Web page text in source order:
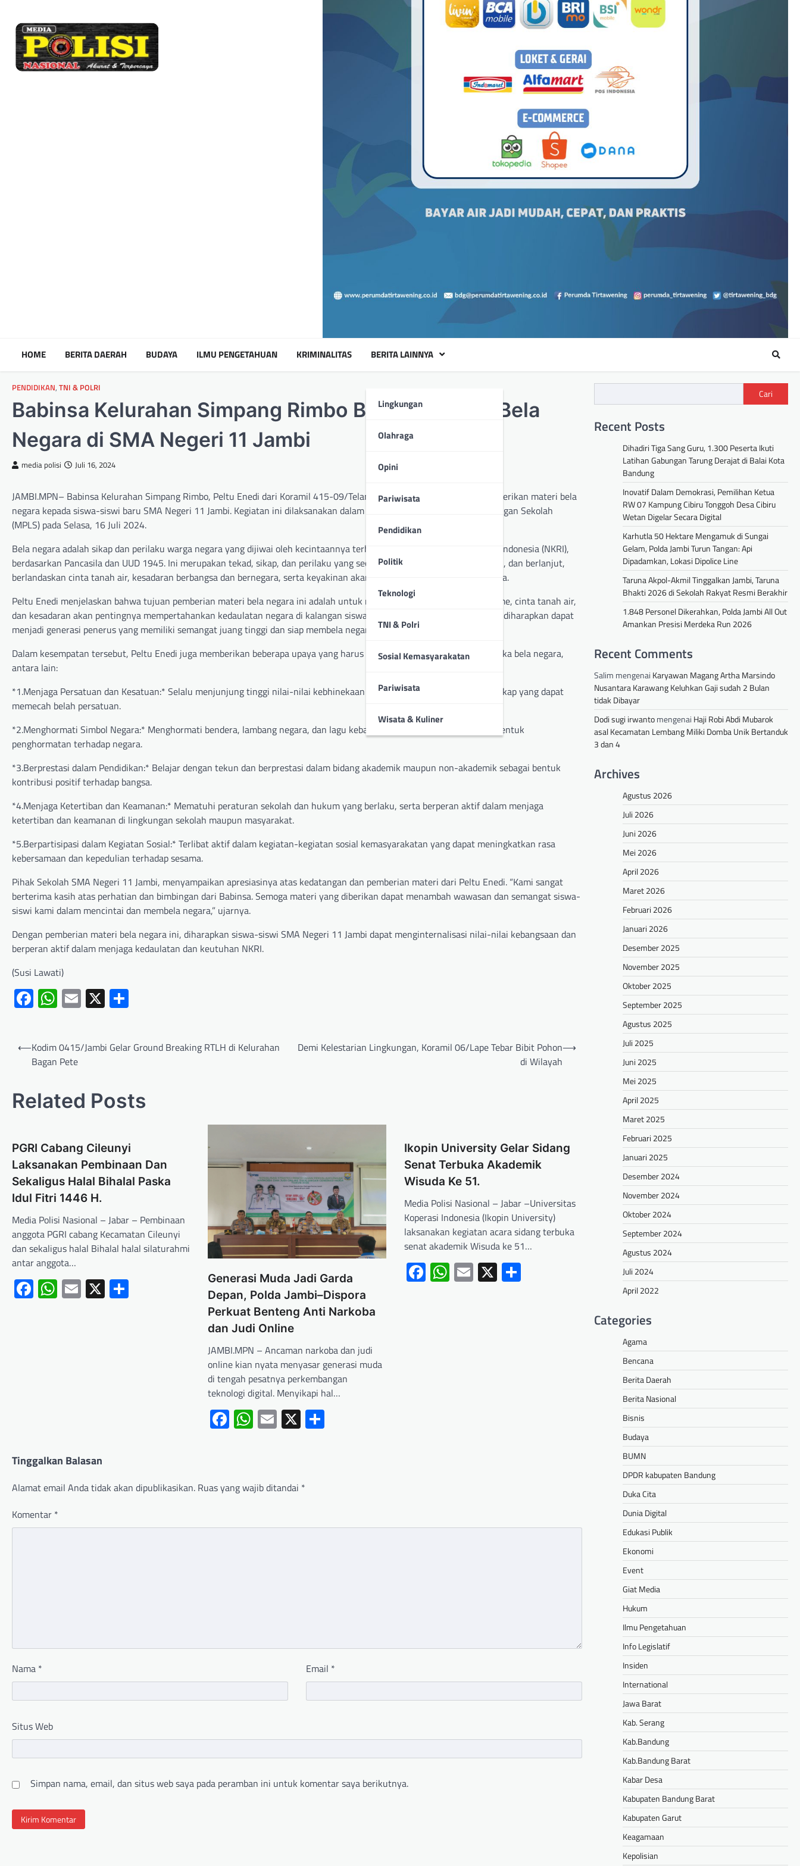
HOME BERITA DAERAH BUDAYA ILMU PENGETAHUAN KRIMINALITAS BERITA LAINNYA
Lingkungan
Olahraga
Opini
Pariwisata
Pendidikan
Politik
Teknologi
TNI & Polri
Sosial Kemasyarakatan
Pariwisata
Wisata & Kuliner
PENDIDIKAN, TNI & POLRI
Babinsa Kelurahan Simpang Rimbo Berikan Materi Bela
Negara di SMA Negeri 11 Jambi
media polisi Juli 16, 2024
JAMBI.MPN– Babinsa Kelurahan Simpang Rimbo, Peltu Enedi dari Koramil 415-09/Telanaipura, Kodim 0415/Jambi memberikan materi bela
negara kepada siswa-siswi baru SMA Negeri 11 Jambi. Kegiatan ini dilaksanakan dalam rangka Masa Pengenalan Lingkungan Sekolah
(MPLS) pada Selasa, 16 Juli 2024.
Bela negara adalah sikap dan perilaku warga negara yang dijiwai oleh kecintaannya terhadap Negara Kesatuan Republik Indonesia (NKRI),
berdasarkan Pancasila dan UUD 1945. Ini merupakan tekad, sikap, dan perilaku yang secara teratur, menyeluruh, terpadu, dan berlanjut,
berlandaskan cinta tanah air, kesadaran berbangsa dan bernegara, serta keyakinan akan Pancasila sebagai ideologi negara.
Peltu Enedi menjelaskan bahwa tujuan pemberian materi bela negara ini adalah untuk menanamkan nilai-nilai patriotisme, cinta tanah air,
dan kesadaran akan pentingnya mempertahankan kedaulatan negara di kalangan siswa-siswi. Dengan demikian, mereka diharapkan dapat
menjadi generasi penerus yang memiliki semangat juang tinggi dan siap membela negara dalam berbagai situasi.
Dalam kesempatan tersebut, Peltu Enedi juga memberikan beberapa upaya yang harus dilakukan siswa-siswi dalam rangka bela negara,
antara lain:
*1.Menjaga Persatuan dan Kesatuan:* Selalu menjunjung tinggi nilai-nilai kebhinekaan dan menjauhkan diri dari sikap-sikap yang dapat
memecah belah persatuan.
*2.Menghormati Simbol Negara:* Menghormati bendera, lambang negara, dan lagu kebangsaan Indonesia Raya sebagai bentuk
penghormatan terhadap negara.
*3.Berprestasi dalam Pendidikan:* Belajar dengan tekun dan berprestasi dalam bidang akademik maupun non-akademik sebagai bentuk
kontribusi positif terhadap bangsa.
*4.Menjaga Ketertiban dan Keamanan:* Mematuhi peraturan sekolah dan hukum yang berlaku, serta berperan aktif dalam menjaga
ketertiban dan keamanan di lingkungan sekolah maupun masyarakat.
*5.Berpartisipasi dalam Kegiatan Sosial:* Terlibat aktif dalam kegiatan-kegiatan sosial kemasyarakatan yang dapat meningkatkan rasa
kebersamaan dan kepedulian terhadap sesama.
Pihak Sekolah SMA Negeri 11 Jambi, menyampaikan apresiasinya atas kedatangan dan pemberian materi dari Peltu Enedi. “Kami sangat
berterima kasih atas perhatian dan bimbingan dari Babinsa. Semoga materi yang diberikan dapat menambah wawasan dan semangat siswa-
siswi kami dalam mencintai dan membela negara,” ujarnya.
Dengan pemberian materi bela negara ini, diharapkan siswa-siswi SMA Negeri 11 Jambi dapat menginternalisasi nilai-nilai kebangsaan dan
berperan aktif dalam menjaga kedaulatan dan keutuhan NKRI.
(Susi Lawati)
Facebook
WhatsApp
Email
X
⟵Kodim 0415/Jambi Gelar Ground Breaking RTLH di Kelurahan
Bagan Pete
Demi Kelestarian Lingkungan, Koramil 06/Lape Tebar Bibit Pohon
di Wilayah
⟶
Related Posts
PGRI Cabang Cileunyi
Laksanakan Pembinaan Dan
Sekaligus Halal Bihalal Paska
Idul Fitri 1446 H.
Media Polisi Nasional – Jabar – Pembinaan
anggota PGRI cabang Kecamatan Cileunyi
dan sekaligus halal Bihalal halal silaturahmi
antar anggota…
Facebook
WhatsApp
Email
X
Generasi Muda Jadi Garda
Depan, Polda Jambi–Dispora
Perkuat Benteng Anti Narkoba
dan Judi Online
JAMBI.MPN – Ancaman narkoba dan judi
online kian nyata menyasar generasi muda
di tengah pesatnya perkembangan
teknologi digital. Menyikapi hal…
Facebook
WhatsApp
Email
X
Ikopin University Gelar Sidang
Senat Terbuka Akademik
Wisuda Ke 51.
Media Polisi Nasional – Jabar –Universitas
Koperasi Indonesia (Ikopin University)
laksanakan kegiatan acara sidang terbuka
senat akademik Wisuda ke 51…
Facebook
WhatsApp
Email
X Share
Tinggalkan Balasan
Alamat email Anda tidak akan dipublikasikan. Ruas yang wajib ditandai *
Komentar *
Nama * Email *
Situs Web
Simpan nama, email, dan situs web saya pada peramban ini untuk komentar saya berikutnya.
Cari
Recent Posts
Dihadiri Tiga Sang Guru, 1.300 Peserta Ikuti
Latihan Gabungan Tarung Derajat di Balai Kota
Bandung
Inovatif Dalam Demokrasi, Pemilihan Ketua
RW 07 Kampung Cibiru Tonggoh Desa Cibiru
Wetan Digelar Secara Digital
Karhutla 50 Hektare Mengamuk di Sungai
Gelam, Polda Jambi Turun Tangan: Api
Dipadamkan, Lokasi Dipolice Line
Taruna Akpol-Akmil Tinggalkan Jambi, Taruna
Bhakti 2026 di Sekolah Rakyat Resmi Berakhir
1.848 Personel Dikerahkan, Polda Jambi All Out
Amankan Presisi Merdeka Run 2026
Recent Comments
Salim mengenai Karyawan Magang Artha Marsindo
Nusantara Karawang Keluhkan Gaji sudah 2 Bulan
tidak Dibayar
Dodi sugi irwantomengenai Haji Robi Abdi Mubarok
asal Kecamatan Lembang Miliki Domba Unik Bertanduk
3 dan 4
Archives
Agustus 2026
Juli 2026
Juni 2026
Mei 2026
April 2026
Maret 2026
Februari 2026
Januari 2026
Desember 2025
November 2025
Oktober 2025
September 2025
Agustus 2025
Juli 2025
Juni 2025
Mei 2025
April 2025
Maret 2025
Februari 2025
Januari 2025
Desember 2024
November 2024
Oktober 2024
September 2024
Agustus 2024
Juli 2024
April 2022
Categories
Agama
Bencana
Berita Daerah
Berita Nasional
Bisnis
Budaya
BUMN
DPDR kabupaten Bandung
Duka Cita
Dunia Digital
Edukasi Publik
Ekonomi
Event
Giat Media
Hukum
Ilmu Pengetahuan
Info Legislatif
Insiden
International
Jawa Barat
Kab. Serang
Kab.Bandung
Kab.Bandung Barat
Kabar Desa
Kabupaten Bandung Barat
Kabupaten Garut
Keagamaan
Kepolisian